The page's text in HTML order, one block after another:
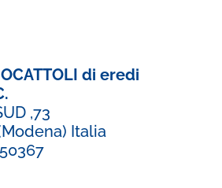
di eredi
,73
Italia